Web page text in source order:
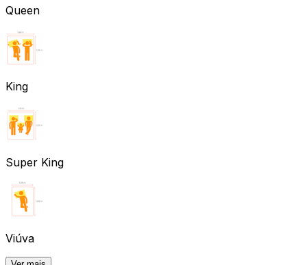
Queen
King
Super King
Viúva